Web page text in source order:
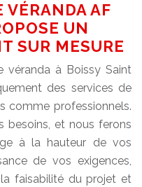
VÉRANDA AF
UN
SUR MESURE
véranda à Boissy Saint
des services de
comme professionnels.
besoins, et nous ferons
à la hauteur de vos
de vos exigences,
faisabilité du projet et